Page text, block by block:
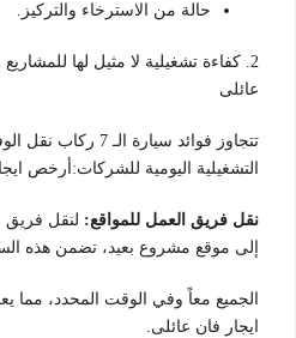
حالة من الاسترخاء والتركيز.
2. كفاءة تشغيلية لا مثيل لها
عائلى
تتجاوز فوائد سيارة
التشغيلية اليومية للشركات:أرخص
نقل فريق العمل للمواقع:
إلى موقع مشروع بعيد، تضمن هذه
الجميع معاً وفي الوقت المحدد، مما
ايجار فان عائلى.